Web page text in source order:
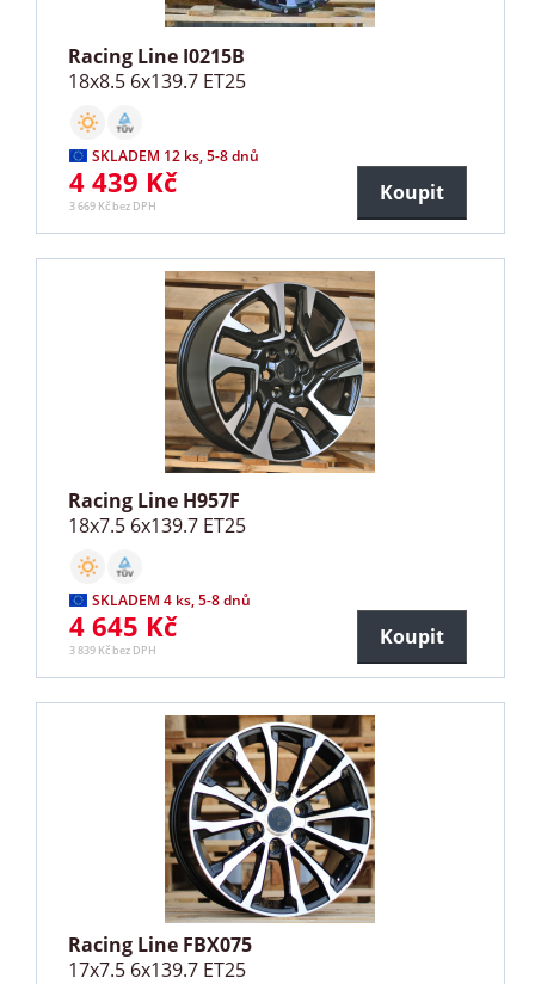
Racing Line I0215B
18x8.5 6x139.7 ET25
SKLADEM 12 ks, 5-8 dnů
4 439 Kč
3 669 Kč bez DPH
Koupit
Racing Line H957F
18x7.5 6x139.7 ET25
SKLADEM 4 ks, 5-8 dnů
4 645 Kč
3 839 Kč bez DPH
Koupit
Racing Line FBX075
17x7.5 6x139.7 ET25